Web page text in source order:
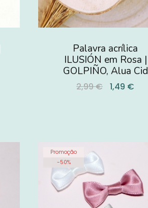
Palavra acrílica
ILUSIÓN em Rosa |
GOLPIÑO, Alua Cid
2,99 € 1,49 €
Promoção
-50%